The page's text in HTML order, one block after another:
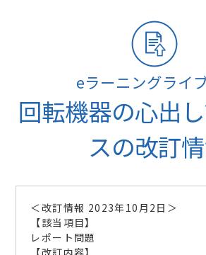
eラーニングライ
回転機器の心出
スの改訂
＜改訂情報 2023年10月2日＞
【該当項目】
レポート問題
【改訂内容】